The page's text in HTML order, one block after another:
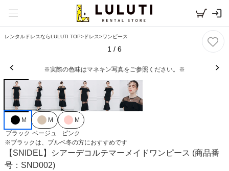
レンタルドレスならLULUTI TOP>ドレス>ワンピース
1 / 6
※実際の色味はマネキン写真をご参照ください。※
M
ブラック
M
ベージュ
M
ピンク
※ブラックは、 ブルベ冬の方におすすめです
【SNIDEL】シアーデコルテマーメイドワンピース (商品番
号：SND002)